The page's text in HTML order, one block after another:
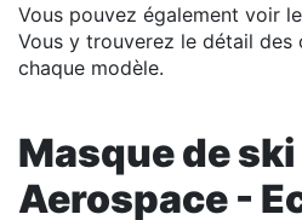
Vous pouvez également voir le
Vous y trouverez le détail des
chaque modèle.
Masque de
Aerospace -